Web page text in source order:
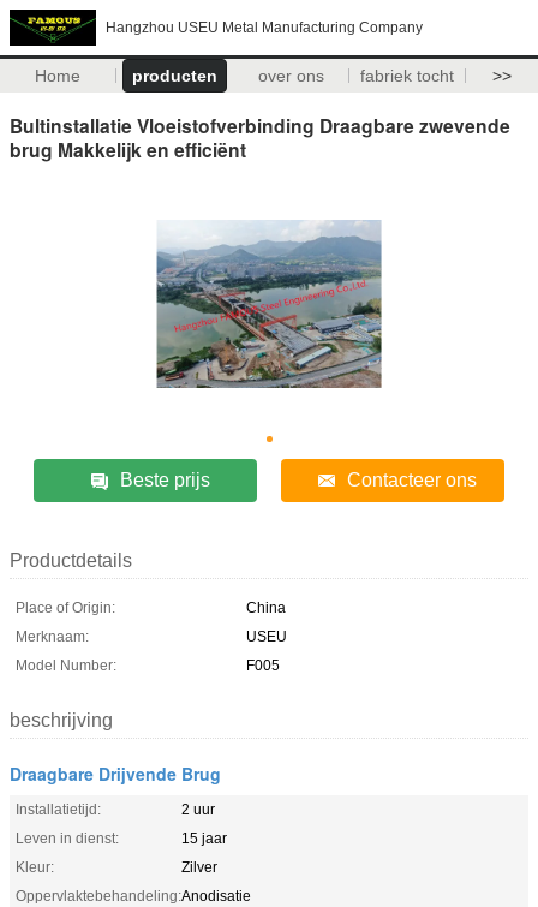
Hangzhou USEU Metal Manufacturing Company
Home producten over ons fabriek tocht >>
Bultinstallatie Vloeistofverbinding Draagbare zwevende
brug Makkelijk en efficiënt
Beste prijs Contacteer ons
Productdetails
Place of Origin:
China
Merknaam:
USEU
Model Number:
F005
beschrijving
Draagbare Drijvende Brug
Installatietijd:
2 uur
Leven in dienst:
15 jaar
Kleur:
Zilver
Oppervlaktebehandeling:Anodisatie